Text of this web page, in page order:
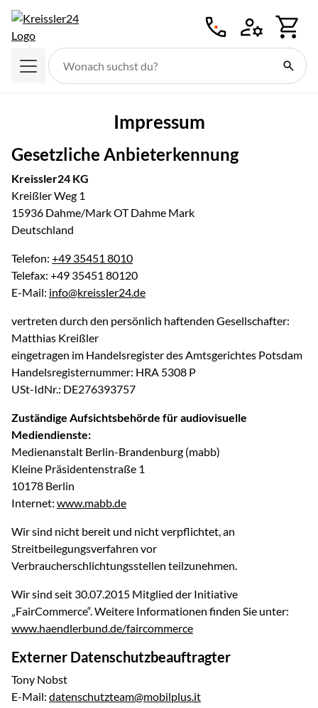
Impressum
Gesetzliche Anbieterkennung
Kreissler24 KG
Kreißler Weg 1
15936 Dahme/Mark OT Dahme Mark
Deutschland
Telefon: +49 35451 8010
Telefax: +49 35451 80120
E-Mail: info@kreissler24.de
vertreten durch den persönlich haftenden Gesellschafter:
Matthias Kreißler
eingetragen im Handelsregister des Amtsgerichtes Potsdam
Handelsregisternummer: HRA 5308 P
USt-IdNr.: DE276393757
Zuständige Aufsichtsbehörde für audiovisuelle
Mediendienste:
Medienanstalt Berlin-Brandenburg (mabb)
Kleine Präsidentenstraße 1
10178 Berlin
Internet: www.mabb.de
Wir sind nicht bereit und nicht verpflichtet, an
Streitbeilegungsverfahren vor
Verbraucherschlichtungsstellen teilzunehmen.
Wir sind seit 30.07.2015 Mitglied der Initiative
„FairCommerce“. Weitere Informationen finden Sie unter:
www.haendlerbund.de/faircommerce
Externer Datenschutzbeauftragter
Tony Nobst
E-Mail: datenschutzteam@mobilplus.it